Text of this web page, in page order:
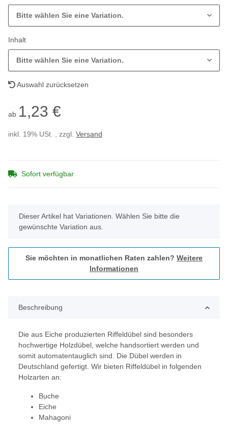
Bitte wählen Sie eine Variation.
Inhalt
Bitte wählen Sie eine Variation.
Auswahl zurücksetzen
ab 1,23 €
inkl. 19% USt. , zzgl. Versand
Sofort verfügbar
x
Dieser Artikel hat Variationen. Wählen Sie bitte die
gewünschte Variation aus.
Sie möchten in monatlichen Raten zahlen? Weitere
Informationen
Beschreibung
Die aus Eiche produzierten Riffeldübel sind besonders
hochwertige Holzdübel, welche handsortiert werden und
somit automatentauglich sind. Die Dübel werden in
Deutschland gefertigt. Wir bieten Riffeldübel in folgenden
Holzarten an:
Buche
Eiche
Mahagoni